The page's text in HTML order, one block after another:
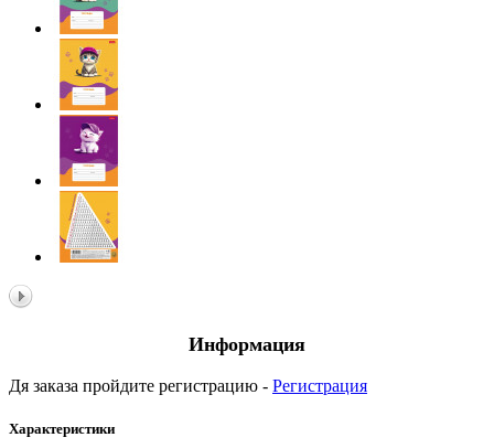
Информация
Дя заказа пройдите регистрацию - Регистрация
Характеристики